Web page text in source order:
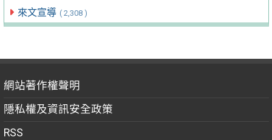
來文宣導 ( 2,308 )
網站著作權聲明
隱私權及資訊安全政策
RSS